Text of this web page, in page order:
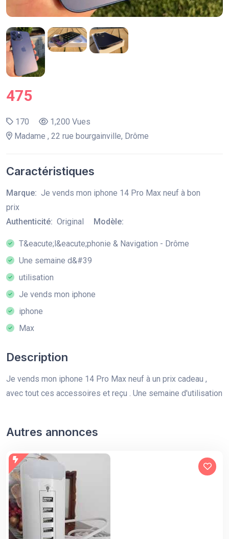
475
170
1,200 Vues
Madame , 22 rue bourgainville, Drôme
Caractéristiques
Marque: Je vends mon iphone 14 Pro Max neuf à bon
prix
Authenticité: Original Modèle:
T&eacute;l&eacute;phonie & Navigation - Drôme
Une semaine d&#39
utilisation
Je vends mon iphone
iphone
Max
Description
Je vends mon iphone 14 Pro Max neuf à un prix cadeau ,
avec tout ces accessoires et reçu . Une semaine d'utilisation
Autres annonces